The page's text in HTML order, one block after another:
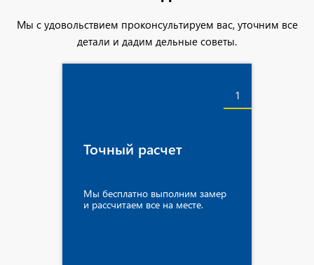
Мы с удовольствием проконсультируем вас, уточним все
детали и дадим дельные советы.
1
Точный расчет
Мы бесплатно выполним замер
и рассчитаем все на месте.